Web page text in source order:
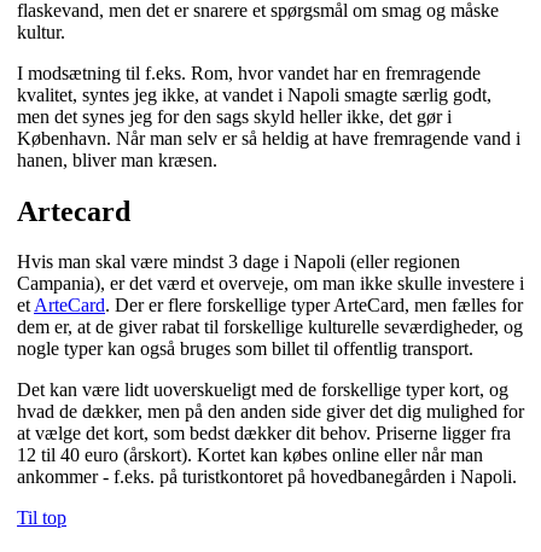
flaskevand, men det er snarere et spørgsmål om smag og måske
kultur.
I modsætning til f.eks. Rom, hvor vandet har en fremragende
kvalitet, syntes jeg ikke, at vandet i Napoli smagte særlig godt,
men det synes jeg for den sags skyld heller ikke, det gør i
København. Når man selv er så heldig at have fremragende vand i
hanen, bliver man kræsen.
Artecard
Hvis man skal være mindst 3 dage i Napoli (eller regionen
Campania), er det værd et overveje, om man ikke skulle investere i
etArteCard. Der er flere forskellige typer ArteCard, men fælles for
dem er, at de giver rabat til forskellige kulturelle seværdigheder, og
nogle typer kan også bruges som billet til offentlig transport.
Det kan være lidt uoverskueligt med de forskellige typer kort, og
hvad de dækker, men på den anden side giver det dig mulighed for
at vælge det kort, som bedst dækker dit behov. Priserne ligger fra
12 til 40 euro (årskort). Kortet kan købes online eller når man
ankommer - f.eks. på turistkontoret på hovedbanegården i Napoli.
Til top